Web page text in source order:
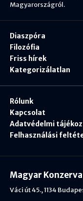
Magyarországról.
Diaszpóra
Filozófia
Friss hírek
Kategorizálatlan
Rólunk
Kapcsolat
Adatvédelmi
Felhasználási
Magyar
Váci út 45., 1134